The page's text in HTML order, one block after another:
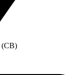
(CB)